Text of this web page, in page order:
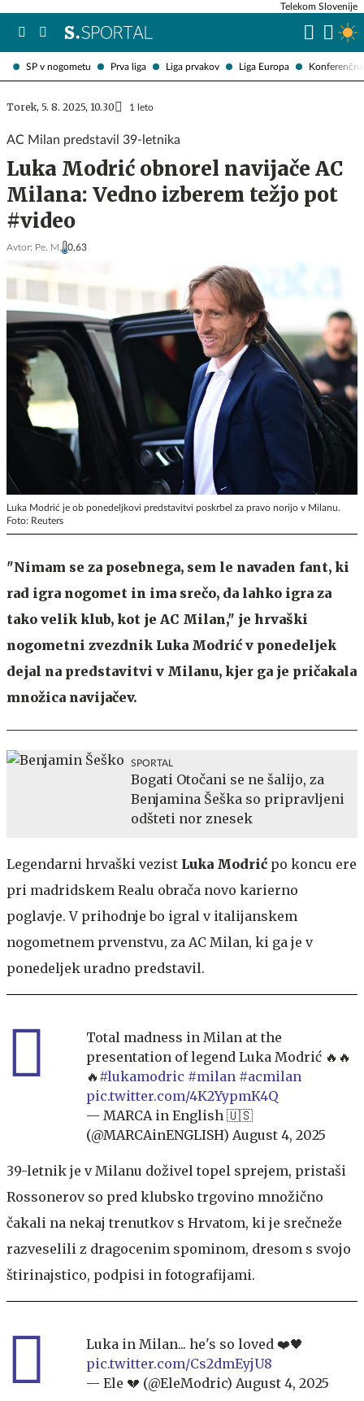
SP v nogometu Prva liga Liga prvakov Liga Europa
Telekom Slovenije
Torek, 5. 8. 2025, 10.30 1 leto
AC Milan predstavil 39-letnika
Luka Modrić obnorel navijače AC
Milana: Vedno izberem težjo pot
#video
Avtor: Pe. M. 0,63
Luka Modrić je ob ponedeljkovi predstavitvi poskrbel za pravo norijo v Milanu.
Foto: Reuters
"Nimam se za posebnega, sem le navaden fant, ki
rad igra nogomet in ima srečo, da lahko igra za
tako velik klub, kot je AC Milan," je hrvaški
nogometni zvezdnik Luka Modrić v ponedeljek
dejal na predstavitvi v Milanu, kjer ga je pričakala
množica navijačev.
SPORTAL
Bogati Otočani se ne šalijo, za
Benjamina Šeška so pripravljeni
odšteti nor znesek
Legendarni hrvaški vezist Luka Modrić po koncu ere
pri madridskem Realu obrača novo karierno
poglavje. V prihodnje bo igral v italijanskem
nogometnem prvenstvu, za AC Milan, ki ga je v
ponedeljek uradno predstavil.
Total madness in Milan at the
presentation of legend Luka Modrić 🔥🔥
🔥 #lukamodric #milan #acmilan
pic.twitter.com/4K2YypmK4Q
— MARCA in English 🇺🇸
(@MARCAinENGLISH) August 4, 2025
39-letnik je v Milanu doživel topel sprejem, pristaši
Rossonerov so pred klubsko trgovino množično
čakali na nekaj trenutkov s Hrvatom, ki je srečneže
razveselili z dragocenim spominom, dresom s svojo
štirinajstico, podpisi in fotografijami.
Luka in Milan... he's so loved ❤️🖤
pic.twitter.com/Cs2dmEyjU8
— Ele 💔 (@EleModric) August 4, 2025